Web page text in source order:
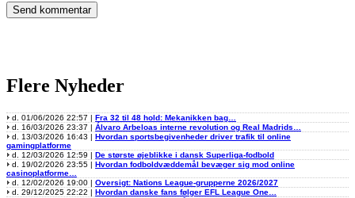
Flere Nyheder
d. 01/06/2026 22:57 | Fra 32 til 48 hold: Mekanikken bag…
d. 16/03/2026 23:37 | Álvaro Arbeloas interne revolution og Real Madrids…
d. 13/03/2026 16:43 | Hvordan sportsbegivenheder driver trafik til online
gamingplatforme
d. 12/03/2026 12:59 | De største øjeblikke i dansk Superliga-fodbold
d. 19/02/2026 23:55 | Hvordan fodboldvæddemål bevæger sig mod online
casinoplatforme…
d. 12/02/2026 19:00 | Oversigt: Nations League-grupperne 2026/2027
d. 29/12/2025 22:22 | Hvordan danske fans følger EFL League One…